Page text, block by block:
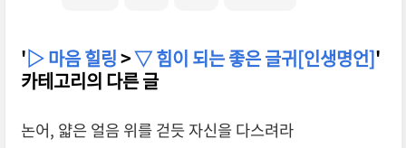
'▷ 마음 힐링>▽ 힘이 되는 좋은 글귀[인생명언]'
카테고리의 다른 글
논어, 얇은 얼음 위를 걷듯 자신을 다스려라